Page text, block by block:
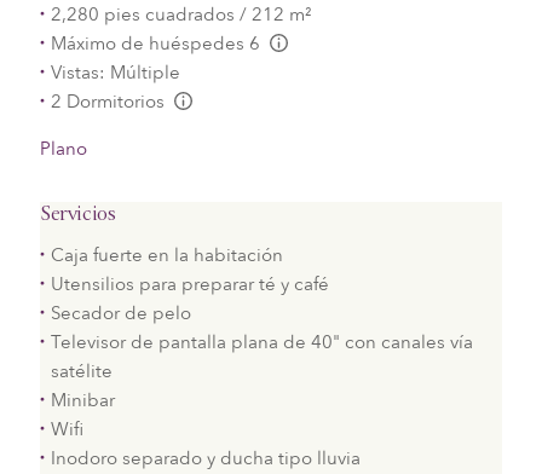
2,280 pies cuadrados / 212 m²
Máximo de huéspedes 6
Vistas: Múltiple
2 Dormitorios
Plano
Servicios
Caja fuerte en la habitación
Utensilios para preparar té y café
Secador de pelo
Televisor de pantalla plana de 40" con canales vía
satélite
Minibar
Wifi
Inodoro separado y ducha tipo lluvia